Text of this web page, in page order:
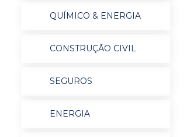
QUÍMICO & ENERGIA
CONSTRUÇÃO CIVIL
SEGUROS
ENERGIA